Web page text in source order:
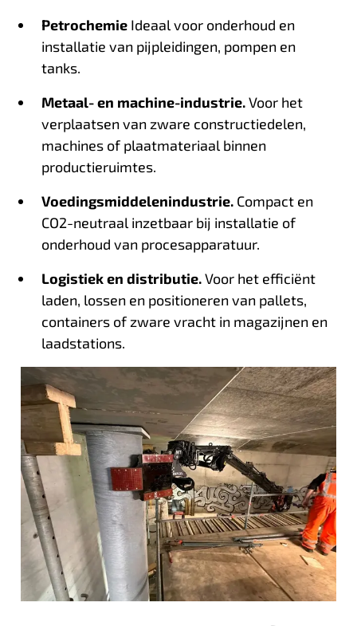
PetrochemieIdeaal voor onderhoud en
installatie van pijpleidingen, pompen en
tanks.
Metaal- en machine-industrie.Voor het
verplaatsen van zware constructiedelen,
machines of plaatmateriaal binnen
productieruimtes.
Voedingsmiddelenindustrie.Compact en
CO2-neutraal inzetbaar bij installatie of
onderhoud van procesapparatuur.
Logistiek en distributie.Voor het efficiënt
laden, lossen en positioneren van pallets,
containers of zware vracht in magazijnen en
laadstations.